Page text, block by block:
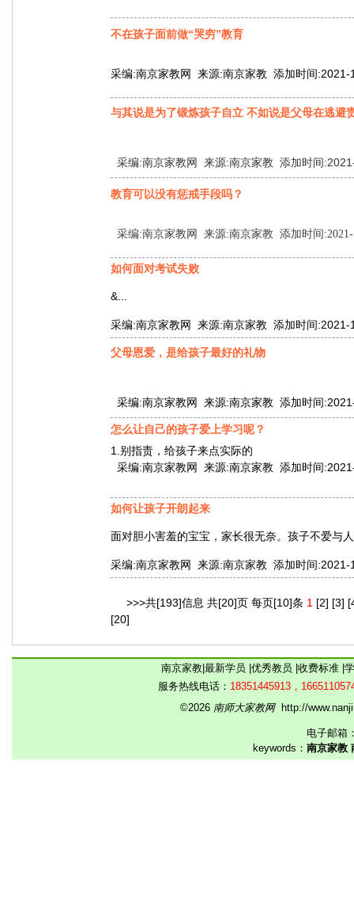
不在孩子面前做“哭穷”教育
采编:南京家教网 来源:南京家教 添加时间
与其说是为了锻炼孩子自立 不如说是父母在逃避
采编:南京家教网 来源:南京家教 添加时间
教育可以没有惩戒手段吗？
采编:南京家教网 来源:南京家教 添加时间:2021-
如何面对考试失败
&...
采编:南京家教网 来源:南京家教 添加时间
父母恩爱，是给孩子最好的礼物
采编:南京家教网 来源:南京家教 添加时间
怎么让自己的孩子爱上学习呢？
1.别指责，给孩子来点实际的
采编:南京家教网 来源:南京家教 添加时间
如何让孩子开朗起来
面对胆小害羞的宝宝，家长很无奈。孩子不爱与
采编:南京家教网 来源:南京家教 添加时间
>>>共[193]信息 共[20]页 每页[10]条 1 [2] [3]
[20]
南京家教 最新学员 优秀教员 收费标准
服务热线电话： 18351445913，
©2026 南师大家教网http://
电子邮箱
keywords： 南京家教